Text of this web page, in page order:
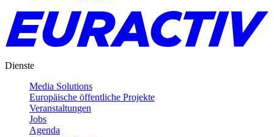
Dienste
Media Solutions
Europäische öffentliche Projekte
Veranstaltungen
Jobs
Agenda